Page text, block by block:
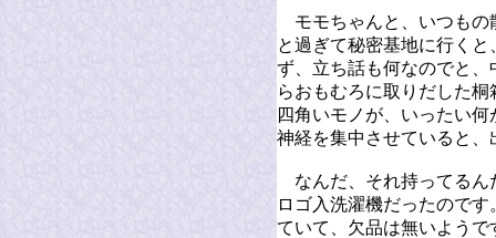
モモちゃんと、いつもの
と過ぎて秘密基地に行く
ず、立ち話も何なのでと
らおもむろに取りだした
四角いモノが、いったい
神経を集中させていると
なんだ、それ持ってるん
ロゴ入洗濯機だったので
ていて、欠品は無いよう